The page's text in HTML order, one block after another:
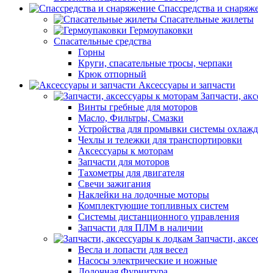
Спассредства и
Спасательные жилеты
Гермоупаковки
Спасательные средства
Горны
Круги, спасательные тросы, черпаки
Крюк отпорный
Аксессуары и запчасти
Запчасти,
Винты гребные для моторов
Масло, Фильтры, Смазки
Устройства для промывки системы
Чехлы и тележки для транспортировки
Аксессуары к моторам
Запчасти для моторов
Тахометры для двигателя
Свечи зажигания
Наклейки на лодочные моторы
Комплектующие топливных систем
Системы дистанционного управления
Запчасти для ПЛМ в наличии
Запчасти,
Весла и лопасти для весел
Насосы электрические и ножные